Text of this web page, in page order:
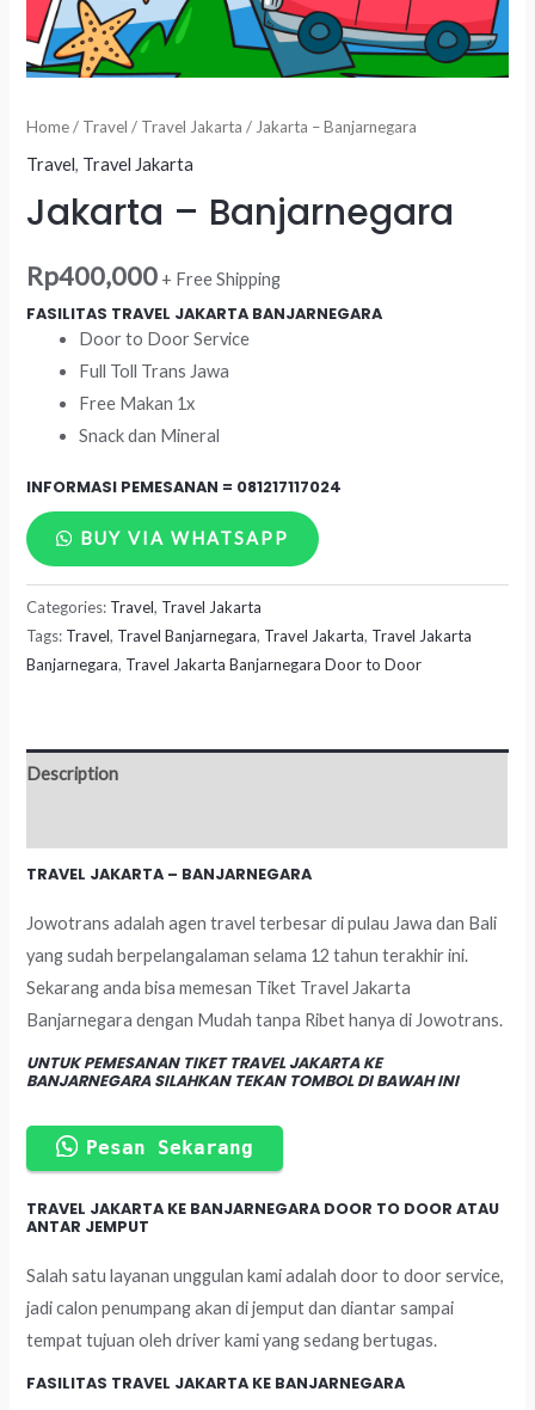
Home/ Travel / Travel Jakarta / Jakarta – Banjarnegara
Travel, Travel Jakarta
Jakarta – Banjarnegara
Rp400,000 + Free Shipping
FASILITAS TRAVEL JAKARTA BANJARNEGARA
Door to Door Service
Full Toll Trans Jawa
Free Makan 1x
Snack dan Mineral
INFORMASI PEMESANAN = 081217117024
BUY VIA WHATSAPP
Jakarta
-
Banjarnegara
quantity
Categories: Travel, Travel Jakarta
Tags: Travel, Travel Banjarnegara, Travel Jakarta, Travel Jakarta
Banjarnegara, Travel Jakarta Banjarnegara Door to Door
Description
TRAVEL JAKARTA – BANJARNEGARA
Jowotrans adalah agen travel terbesar di pulau Jawa dan Bali
yang sudah berpelangalaman selama 12 tahun terakhir ini.
Sekarang anda bisa memesan Tiket Travel Jakarta
Banjarnegara dengan Mudah tanpa Ribet hanya di Jowotrans.
UNTUK PEMESANAN TIKET TRAVEL JAKARTA KE
BANJARNEGARA SILAHKAN TEKAN TOMBOL DI BAWAH INI
Pesan Sekarang
TRAVEL JAKARTA KE BANJARNEGARA DOOR TO DOOR ATAU
ANTAR JEMPUT
Salah satu layanan unggulan kami adalah door to door service,
jadi calon penumpang akan di jemput dan diantar sampai
tempat tujuan oleh driver kami yang sedang bertugas.
FASILITAS TRAVEL JAKARTA KE BANJARNEGARA